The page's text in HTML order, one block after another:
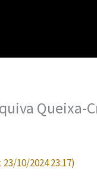
Queixa-
23/10/2024 23:17)